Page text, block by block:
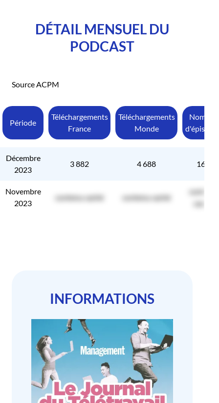
DÉTAIL MENSUEL DU
PODCAST
Source ACPM
Période
Téléchargements
France
Téléchargements
Monde
Nombre
Décembre
2023
3 882 4 688 160
Novembre
2023
contenu caché contenu caché
contenu
caché
INFORMATIONS